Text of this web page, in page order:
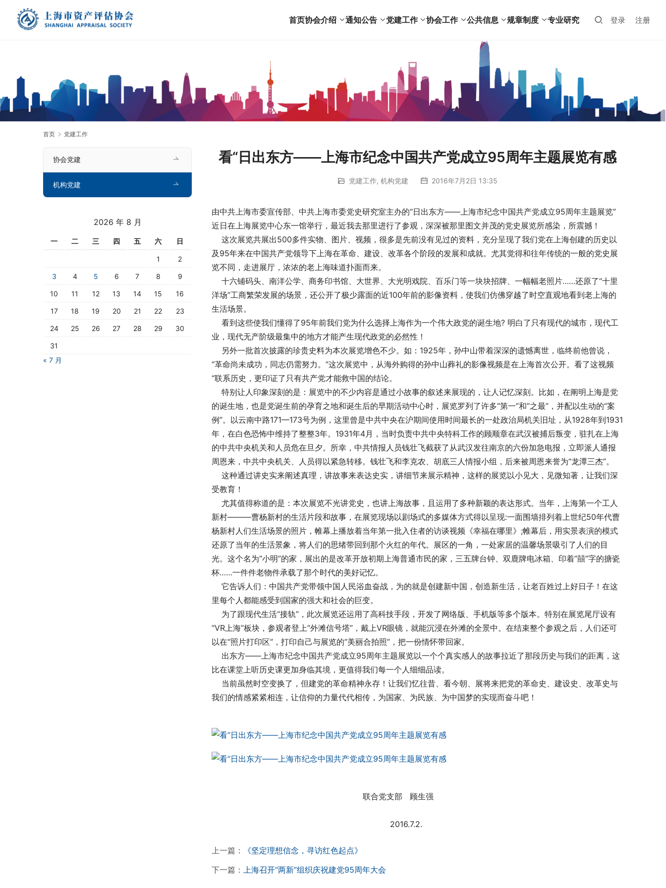
首页协会介绍 通知公告 党建工作 协会工作 公共信息 规章制度 专业研究 登录 注册
首页 党建工作
看“日出东方——上海市纪念中国共产党成立95周年主题展览有感
党建工作, 机构党建 2016年7月2日 13:35
由中共上海市委宣传部、中共上海市委党史研究室主办的“日出东方——上海市纪念中国共产党成立95周年主题展览”
近日在上海展览中心东一馆举行，最近我去那里进行了参观，深深被那里图文并茂的党史展览所感染，所震撼！
这次展览共展出500多件实物、图片、视频，很多是先前没有见过的资料，充分呈现了我们党在上海创建的历史以
及95年来在中国共产党领导下上海在革命、建设、改革各个阶段的发展和成就。尤其觉得和往年传统的一般的党史展
览不同，走进展厅，浓浓的老上海味道扑面而来。
十六铺码头、南洋公学、商务印书馆、大世界、大光明戏院、百乐门等一块块招牌、一幅幅老照片……还原了“十里
洋场”工商繁荣发展的场景，还公开了极少露面的近100年前的影像资料，使我们仿佛穿越了时空直观地看到老上海的
生活场景。
看到这些使我们懂得了95年前我们党为什么选择上海作为一个伟大政党的诞生地? 明白了只有现代的城市，现代工
业，现代无产阶级最集中的地方才能产生现代政党的必然性！
另外一批首次披露的珍贵史料为本次展览增色不少。如：1925年，孙中山带着深深的遗憾离世，临终前他曾说，
“革命尚未成功，同志仍需努力。”这次展览中，从海外购得的孙中山葬礼的影像视频是在上海首次公开。看了这视频
“联系历史，更印证了只有共产党才能救中国的结论。
特别让人印象深刻的是：展览中的不少内容是通过小故事的叙述来展现的，让人记忆深刻。比如，在阐明上海是党
的诞生地，也是党诞生前的孕育之地和诞生后的早期活动中心时，展览罗列了许多“第一”和“之最”，并配以生动的“案
例”。以云南中路171—173号为例，这里曾是中共中央在沪期间使用时间最长的一处政治局机关旧址，从1928年到1931
年，在白色恐怖中维持了整整3年。1931年4月，当时负责中共中央特科工作的顾顺章在武汉被捕后叛变，驻扎在上海
的中共中央机关和人员危在旦夕。所幸，中共情报人员钱壮飞截获了从武汉发往南京的六份加急电报，立即派人通报
周恩来，中共中央机关、人员得以紧急转移。钱壮飞和李克农、胡底三人情报小组，后来被周恩来誉为“龙潭三杰”。
这种通过讲史实来阐述真理，讲故事来表达史实，讲细节来展示精神，这样的展览以小见大，见微知著，让我们深
受教育！
尤其值得称道的是：本次展览不光讲党史，也讲上海故事，且运用了多种新颖的表达形式。当年，上海第一个工人
新村———曹杨新村的生活片段和故事，在展览现场以剧场式的多媒体方式得以呈现:一面围墙排列着上世纪50年代曹
杨新村人们生活场景的照片，帷幕上播放着当年第一批入住者的访谈视频《幸福在哪里》;帷幕后，用实景表演的模式
还原了当年的生活景象，将人们的思绪带回到那个火红的年代。展区的一角，一处家居的温馨场景吸引了人们的目
光。这个名为“小明”的家，展出的是改革开放初期上海普通市民的家，三五牌台钟、双鹿牌电冰箱、印着“囍”字的搪瓷
杯……一件件老物件承载了那个时代的美好记忆。
它告诉人们：中国共产党带领中国人民浴血奋战，为的就是创建新中国，创造新生活，让老百姓过上好日子！在这
里每个人都能感受到国家的强大和社会的巨变。
为了跟现代生活“接轨”，此次展览还运用了高科技手段，开发了网络版、手机版等多个版本。特别在展览尾厅设有
“VR上海”板块，参观者登上“外滩信号塔”，戴上VR眼镜，就能沉浸在外滩的全景中。在结束整个参观之后，人们还可
以在“照片打印区”，打印自己与展览的“美丽合拍照”，把一份情怀带回家。
出东方——上海市纪念中国共产党成立95周年主题展览以一个个真实感人的故事拉近了那段历史与我们的距离，这
比在课堂上听历史课更加身临其境，更值得我们每一个人细细品读。
当前虽然时空变换了，但建党的革命精神永存！让我们忆往昔、看今朝、展将来把党的革命史、建设史、改革史与
我们的情感紧紧相连，让信仰的力量代代相传，为国家、为民族、为中国梦的实现而奋斗吧！
联合党支部   顾生强
2016.7.2.
上一篇：
《坚定理想信念，寻访红色起点》
下一篇： 上海召开“两新”组织庆祝建党95周年大会
协会党建
机构党建
2026 年 8 月
一 二 三 四 五 六 日
1 2
3 4 5 6 7 8 9
10 11 12 13 14 15 16
17 18 19 20 21 22 23
24 25 26 27 28 29 30
31
« 7 月